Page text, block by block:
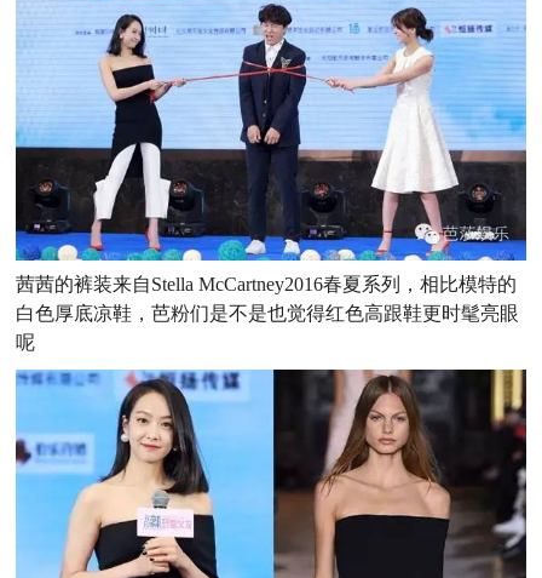
茜茜的裤装来自Stella McCartney2016春夏系列，相比模特的
白色厚底凉鞋，芭粉们是不是也觉得红色高跟鞋更时髦亮眼
呢